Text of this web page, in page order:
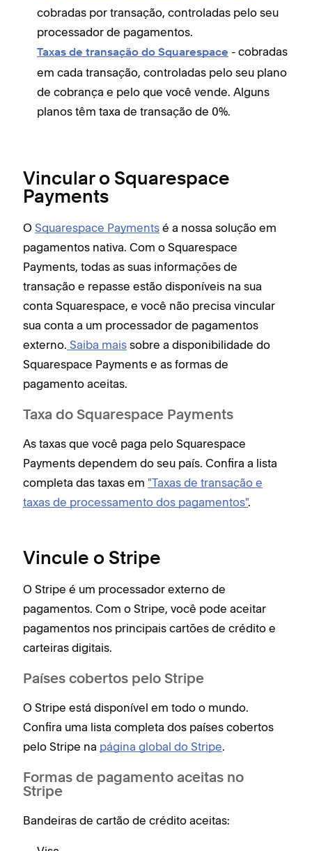
cobradas por transação, controladas pelo seu
processador de pagamentos.
Taxas de transação do Squarespace - cobradas
em cada transação, controladas pelo seu plano
de cobrança e pelo que você vende. Alguns
planos têm taxa de transação de 0%.
Vincular o Squarespace
Payments
O Squarespace Payments é a nossa solução em
pagamentos nativa. Com o Squarespace
Payments, todas as suas informações de
transação e repasse estão disponíveis na sua
conta Squarespace, e você não precisa vincular
sua conta a um processador de pagamentos
externo. Saiba mais sobre a disponibilidade do
Squarespace Payments e as formas de
pagamento aceitas.
Taxa do Squarespace Payments
As taxas que você paga pelo Squarespace
Payments dependem do seu país. Confira a lista
completa das taxas em "Taxas de transação e
taxas de processamento dos pagamentos".
Vincule o Stripe
O Stripe é um processador externo de
pagamentos. Com o Stripe, você pode aceitar
pagamentos nos principais cartões de crédito e
carteiras digitais.
Países cobertos pelo Stripe
O Stripe está disponível em todo o mundo.
Confira uma lista completa dos países cobertos
pelo Stripe na página global do Stripe.
Formas de pagamento aceitas no
Stripe
Bandeiras de cartão de crédito aceitas: